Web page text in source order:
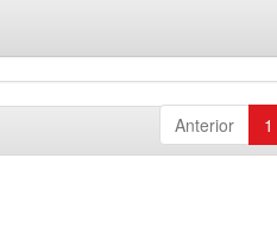
Anterior 1